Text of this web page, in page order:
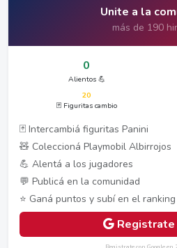
Unite a la
más de 190
0
Alientos 💪
20
🃏 Figuritas cambio
🃏 Intercambiá figuritas Panini
🧸 Coleccioná Playmobil Albirrojos
💪 Alentá a los jugadores
💬 Publicá en la comunidad
⭐ Ganá puntos y subí en el ranking